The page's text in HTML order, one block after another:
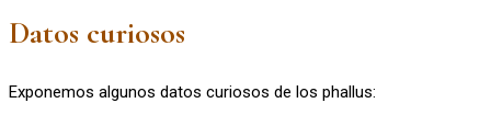
Datos curiosos
Exponemos algunos datos curiosos de los phallus: